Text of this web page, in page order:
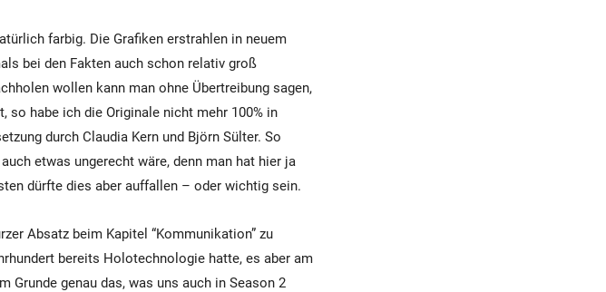
farbig. Die Grafiken erstrahlen in neuem
bei den Fakten auch schon relativ groß
wollen kann man ohne Übertreibung sagen,
so habe ich die Originale nicht mehr 100% in
durch Claudia Kern und Björn Sülter. So
etwas ungerecht wäre, denn man hat hier ja
dürfte dies aber auffallen – oder wichtig sein.
Absatz beim Kapitel “Kommunikation” zu
bereits Holotechnologie hatte, es aber am
Grunde genau das, was uns auch in Season 2